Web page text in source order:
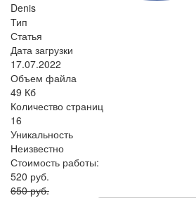
Denis
Тип
Статья
Дата загрузки
17.07.2022
Объем файла
49 Кб
Количество страниц
16
Уникальность
Неизвестно
Стоимость работы:
520 руб.
650 руб.